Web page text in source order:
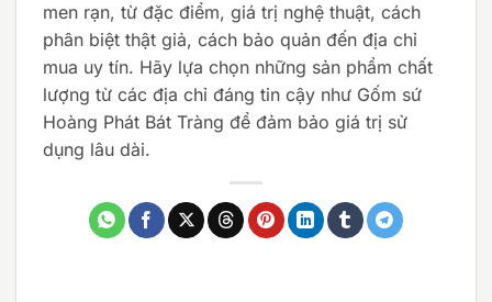
men rạn, từ đặc điểm, giá trị nghệ thuật, cách
phân biệt thật giả, cách bảo quản đến địa chỉ
mua uy tín. Hãy lựa chọn những sản phẩm chất
lượng từ các địa chỉ đáng tin cậy như Gốm sứ
Hoàng Phát Bát Tràng để đảm bảo giá trị sử
dụng lâu dài.